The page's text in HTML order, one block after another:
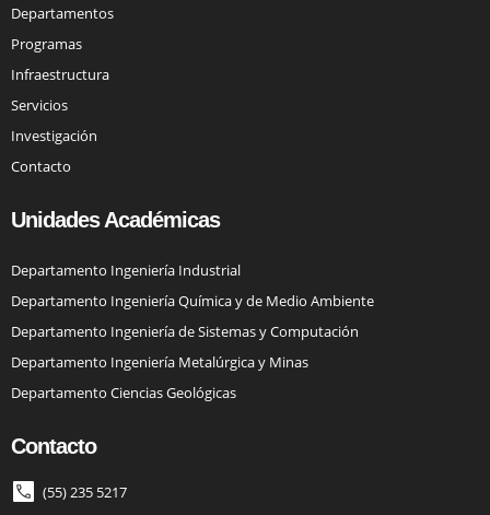
Departamentos
Programas
Infraestructura
Servicios
Investigación
Contacto
Unidades Académicas
Departamento Ingeniería Industrial
Departamento Ingeniería Química y de Medio Ambiente
Departamento Ingeniería de Sistemas y Computación
Departamento Ingeniería Metalúrgica y Minas
Departamento Ciencias Geológicas
Contacto
(55) 235 5217